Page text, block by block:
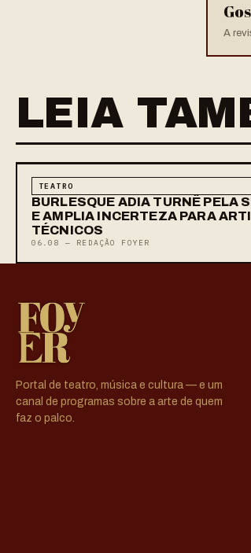
A
LEIA
TEATRO
BURLESQUE ADIA TURNÊ PELA
E AMPLIA INCERTEZA PARA
TÉCNICOS
06.08 — REDAÇÃO FOYER
Portal de teatro, música e cultura — e um
canal de programas sobre a arte de quem
faz o palco.